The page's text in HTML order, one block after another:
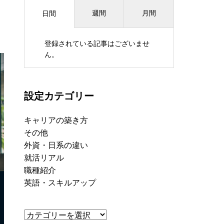
日間 週間 月間
登録されている記事はございませ
ん。
設定カテゴリー
キャリアの築き方
その他
外資・日系の違い
就活リアル
職種紹介
英語・スキルアップ